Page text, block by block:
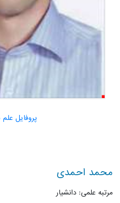
پروفایل
محمد احمدی
مرتبه علمی: دانشیار